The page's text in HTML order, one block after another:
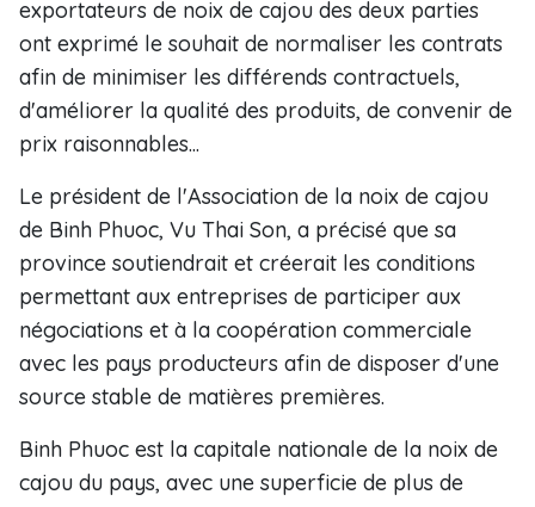
exportateurs de noix de cajou des deux parties
ont exprimé le souhait de normaliser les contrats
afin de minimiser les différends contractuels,
d'améliorer la qualité des produits, de convenir de
prix raisonnables...
Le président de l'Association de la noix de cajou
de Binh Phuoc, Vu Thai Son, a précisé que sa
province soutiendrait et créerait les conditions
permettant aux entreprises de participer aux
négociations et à la coopération commerciale
avec les pays producteurs afin de disposer d'une
source stable de matières premières.
Binh Phuoc est la capitale nationale de la noix de
cajou du pays, avec une superficie de plus de